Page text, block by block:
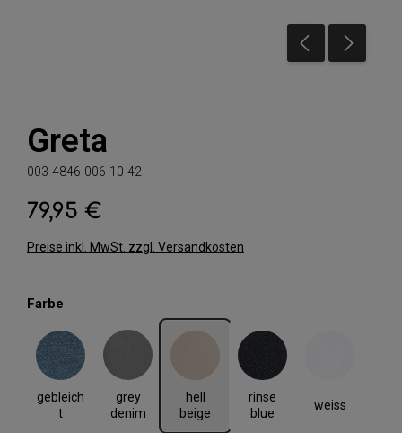
Greta
003-4846-006-10-42
Regulärer Preis:
79,95 €
Preise inkl. MwSt. zzgl. Versandkosten
Farbe
gebleich
t
gebleicht
grey
denim
grey denim
hell
beige
hell beige
rinse
blue
rinse blue
weiss